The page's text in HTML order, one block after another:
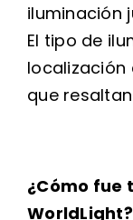
iluminación
El tipo de
localización
que
¿Cómo fue
WorldLight?